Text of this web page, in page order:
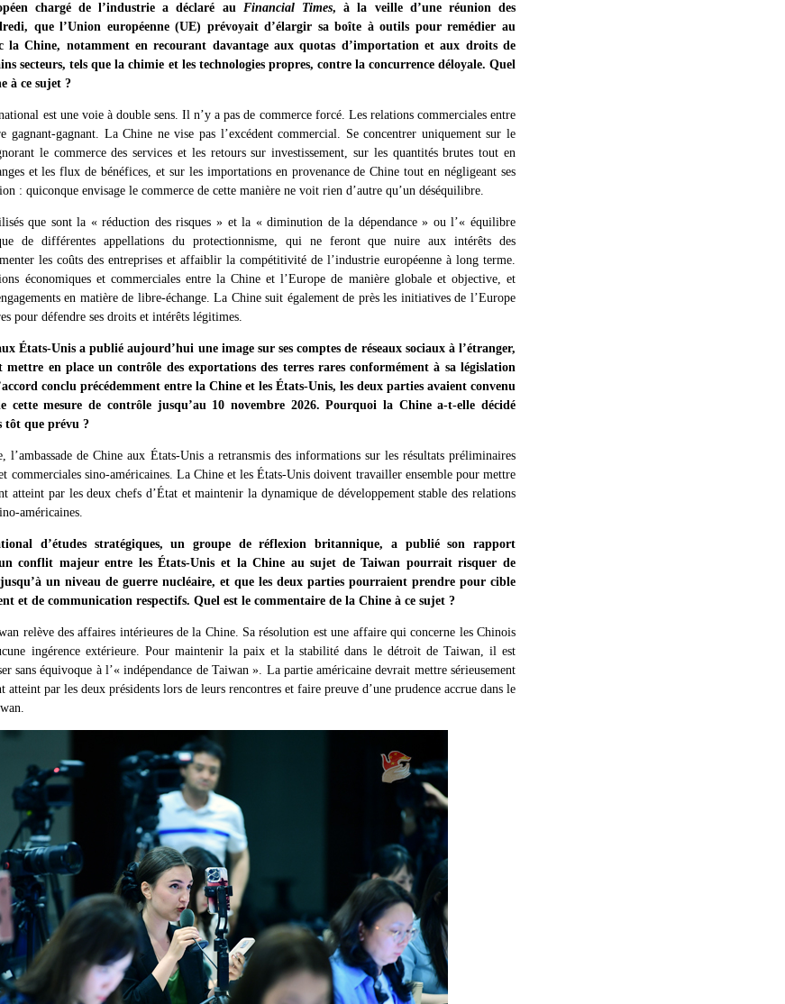
chargé de l’industrie a déclaré auFinancial Times, à la veille d’une réunion des
que l’Union européenne (UE) prévoyait d’élargir sa boîte à outils pour remédier au
la Chine, notamment en recourant davantage aux quotas d’importation et aux droits de
secteurs, tels que la chimie et les technologies propres, contre la concurrence déloyale. Quel
à ce sujet ?
est une voie à double sens. Il n’y a pas de commerce forcé. Les relations commerciales entre
gagnant-gagnant. La Chine ne vise pas l’excédent commercial. Se concentrer uniquement sur le
le commerce des services et les retours sur investissement, sur les quantités brutes tout en
et les flux de bénéfices, et sur les importations en provenance de Chine tout en négligeant ses
: quiconque envisage le commerce de cette manière ne voit rien d’autre qu’un déséquilibre.
que sont la « réduction des risques » et la « diminution de la dépendance » ou l’« équilibre
de différentes appellations du protectionnisme, qui ne feront que nuire aux intérêts des
les coûts des entreprises et affaiblir la compétitivité de l’industrie européenne à long terme.
économiques et commerciales entre la Chine et l’Europe de manière globale et objective, et
en matière de libre-échange. La Chine suit également de près les initiatives de l’Europe
pour défendre ses droits et intérêts légitimes.
États-Unis a publié aujourd’hui une image sur ses comptes de réseaux sociaux à l’étranger,
en place un contrôle des exportations des terres rares conformément à sa législation
conclu précédemment entre la Chine et les États-Unis, les deux parties avaient convenu
cette mesure de contrôle jusqu’au 10 novembre 2026. Pourquoi la Chine a-t-elle décidé
tôt que prévu ?
l’ambassade de Chine aux États-Unis a retransmis des informations sur les résultats préliminaires
commerciales sino-américaines. La Chine et les États-Unis doivent travailler ensemble pour mettre
atteint par les deux chefs d’État et maintenir la dynamique de développement stable des relations
américaines.
d’études stratégiques, un groupe de réflexion britannique, a publié son rapport
conflit majeur entre les États-Unis et la Chine au sujet de Taiwan pourrait risquer de
un niveau de guerre nucléaire, et que les deux parties pourraient prendre pour cible
et de communication respectifs. Quel est le commentaire de la Chine à ce sujet ?
relève des affaires intérieures de la Chine. Sa résolution est une affaire qui concerne les Chinois
ingérence extérieure. Pour maintenir la paix et la stabilité dans le détroit de Taiwan, il est
sans équivoque à l’« indépendance de Taiwan ». La partie américaine devrait mettre sérieusement
atteint par les deux présidents lors de leurs rencontres et faire preuve d’une prudence accrue dans le